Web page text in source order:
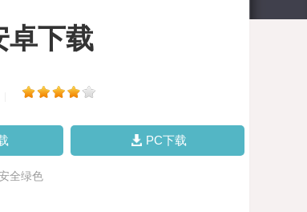
下载
PC下载
全绿色